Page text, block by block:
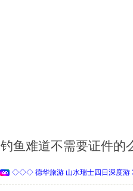
钓鱼难道不需要证件的
◇◇◇ 德华旅游 山水瑞士四日深度